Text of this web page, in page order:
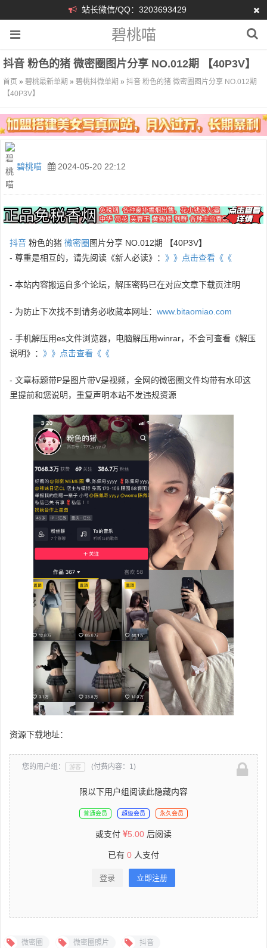
站长微信/QQ：3203693429
碧桃喵
抖音 粉色的猪 微密圈图片分享 NO.012期 【40P3V】
首页 » 碧桃最新单期 » 碧桃抖微单期 » 抖音 粉色的猪 微密圈图片分享 NO.012期
【40P3V】
碧桃喵 2024-05-20 22:12
抖音 粉色的猪 微密圈 图片分享 NO.012期 【40P3V】
- 尊重是相互的，请先阅读《新人必读》： 》》点击查看《《
- 本站内容搬运自多个论坛，解压密码已在对应文章下载页注明
- 为防止下次找不到请务必收藏本网址： www.bitaomiao.com
- 手机解压用es文件浏览器，电脑解压用winrar，不会可查看《解压
说明》： 》》点击查看《《
- 文章标题带P是图片带V是视频，全网的微密圈文件均带有水印这
里提前和您说明，重复声明本站不发违规资源
资源下载地址：
您的用户组： 游客 (付费内容：1)
限以下用户组阅读此隐藏内容
普通会员 超级会员 永久会员
或支付 5.00 后阅读
已有 0 人支付
登录 立即注册
微密圈 微密圈照片 抖音